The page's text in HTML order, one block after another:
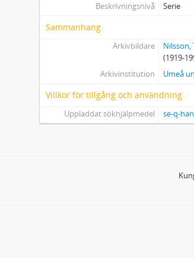
Beskrivningsnivå
Serie
Sammanhang
Arkivbildare
Nilsson,
(1919-
Arkivinstitution
Umeå
Villkor för tillgång och användning
Uppladdat sökhjälpmedel se-q-